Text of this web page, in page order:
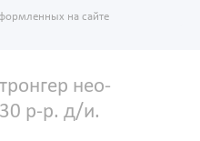
на сайте
нео-
р-р. д/и.